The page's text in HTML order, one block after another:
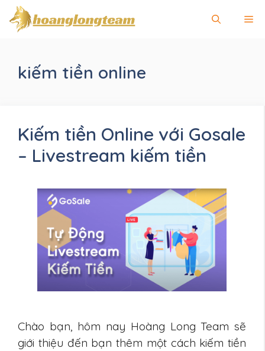
Chuyển
đến
kiếm tiền online
Kiếm tiền Online với Gosale
– Livestream kiếm tiền
Chào bạn, hôm nay Hoàng Long Team sẽ
giới thiệu đến bạn thêm một cách kiếm tiền